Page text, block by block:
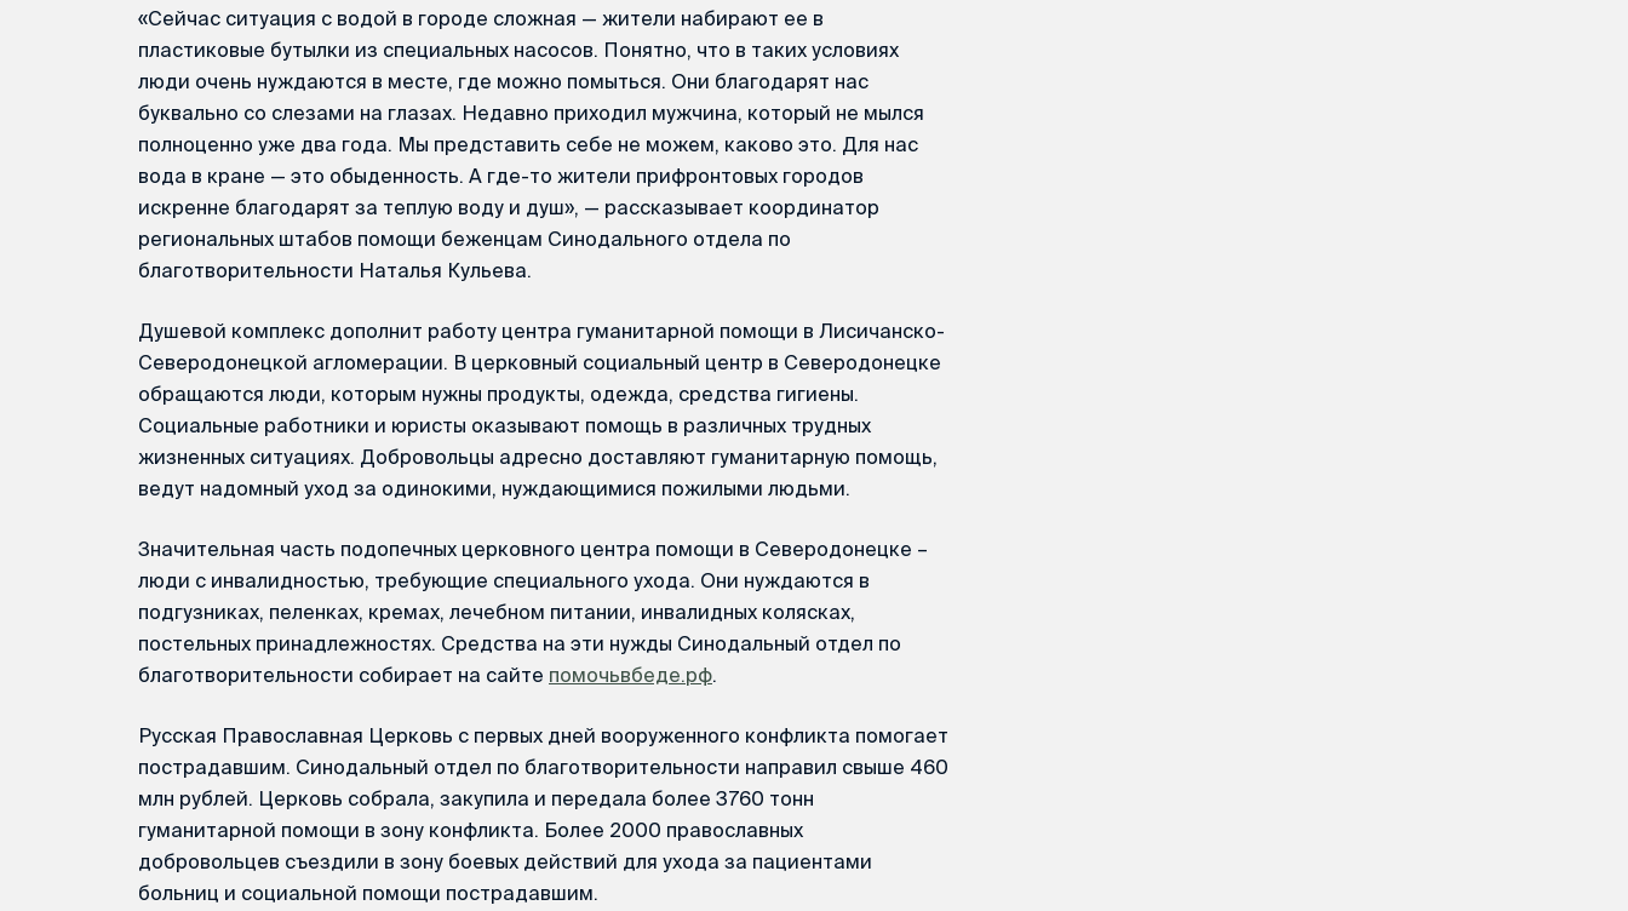
«Сейчас ситуация с водой в городе сложная — жители набирают ее в
пластиковые бутылки из специальных насосов. Понятно, что в таких условиях
люди очень нуждаются в месте, где можно помыться. Они благодарят нас
буквально со слезами на глазах. Недавно приходил мужчина, который не мылся
полноценно уже два года. Мы представить себе не можем, каково это. Для нас
вода в кране — это обыденность. А где-то жители прифронтовых городов
искренне благодарят за теплую воду и душ», — рассказывает координатор
региональных штабов помощи беженцам Синодального отдела по
благотворительности Наталья Кульева.
Душевой комплекс дополнит работу центра гуманитарной помощи в Лисичанско-
Северодонецкой агломерации. В церковный социальный центр в Северодонецке
обращаются люди, которым нужны продукты, одежда, средства гигиены.
Социальные работники и юристы оказывают помощь в различных трудных
жизненных ситуациях. Добровольцы адресно доставляют гуманитарную помощь,
ведут надомный уход за одинокими, нуждающимися пожилыми людьми.
Значительная часть подопечных церковного центра помощи в Северодонецке –
люди с инвалидностью, требующие специального ухода. Они нуждаются в
подгузниках, пеленках, кремах, лечебном питании, инвалидных колясках,
постельных принадлежностях. Средства на эти нужды Синодальный отдел по
благотворительности собирает на сайте помочьвбеде.рф.
Русская Православная Церковь с первых дней вооруженного конфликта помогает
пострадавшим. Синодальный отдел по благотворительности направил свыше 460
млн рублей. Церковь собрала, закупила и передала более 3760 тонн
гуманитарной помощи в зону конфликта. Более 2000 православных
добровольцев съездили в зону боевых действий для ухода за пациентами
больниц и социальной помощи пострадавшим.